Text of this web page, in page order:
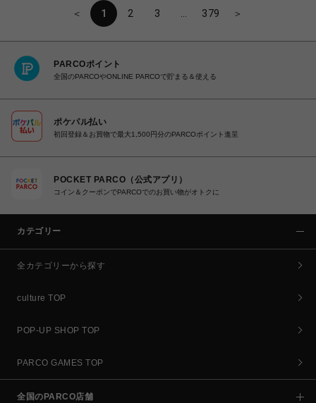
＜ 1 2 3 379 ＞
PARCOポイント
全国のPARCOやONLINE PARCOで貯まる＆使える
ポケパル払い
初回登録＆お買物で最大1,500円分のPARCOポイント進呈
POCKET PARCO（公式アプリ）
コイン＆クーポンでPARCOでのお買い物がオトクに
カテゴリー
全カテゴリーから探す
culture TOP
POP-UP SHOP TOP
PARCO GAMES TOP
全国のPARCO店舗